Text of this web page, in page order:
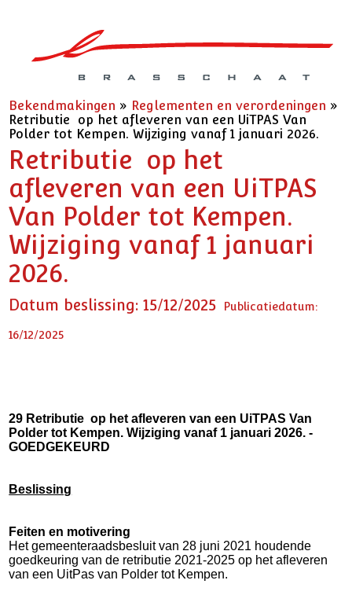
Bekendmakingen » Reglementen en verordeningen »
Retributie op het afleveren van een UiTPAS Van
Polder tot Kempen. Wijziging vanaf 1 januari 2026.
Retributie op het
afleveren van een UiTPAS
Van Polder tot Kempen.
Wijziging vanaf 1 januari
2026.
Datum beslissing: 15/12/2025 Publicatiedatum:
16/12/2025
29 Retributie op het afleveren van een UiTPAS Van
Polder tot Kempen. Wijziging vanaf 1 januari 2026. -
GOEDGEKEURD
Beslissing
Feiten en motivering
Het gemeenteraadsbesluit van 28 juni 2021 houdende
goedkeuring van de retributie 2021-2025 op het afleveren
van een UitPas van Polder tot Kempen.